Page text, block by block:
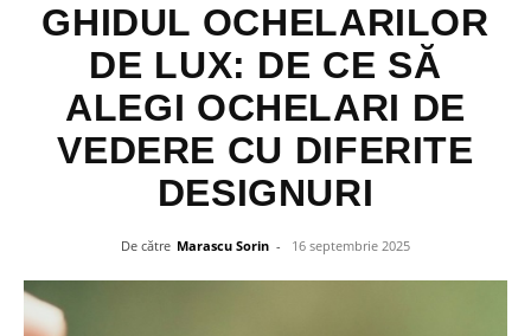
GHIDUL OCHELARILOR
DE LUX: DE CE SĂ
ALEGI OCHELARI DE
VEDERE CU DIFERITE
DESIGNURI
De către Marascu Sorin - 16 septembrie 2025